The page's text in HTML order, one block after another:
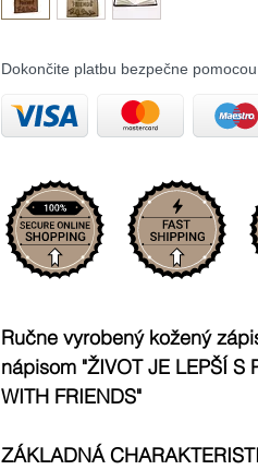
Dokončite platbu bezpečne
Ručne vyrobený kožený
nápisom "ŽIVOT JE LEPŠÍ S
WITH FRIENDS"
ZÁKLADNÁ